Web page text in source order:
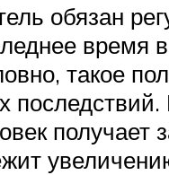
обязан
время
такое
получает